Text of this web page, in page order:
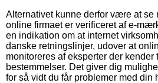
Alternativet kunne derfor være at
online firmaet er verificeret af e-
en indikation om at internet
danske retningslinjer, udover at
monitoreres af eksperter der
bestemmelser. Det giver dig
for så vidt du får problemer med din